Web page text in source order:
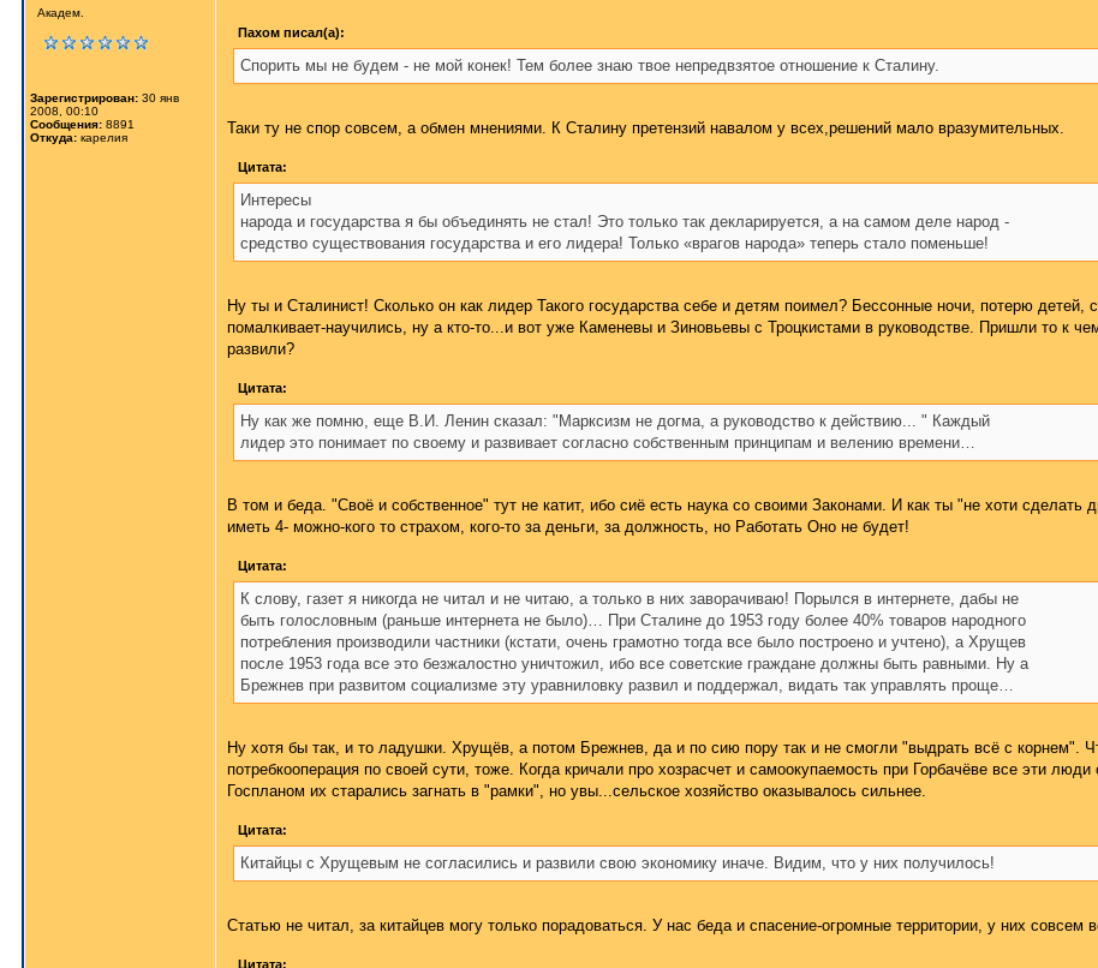
Академ.
Зарегистрирован: 30 янв
2008, 00:10
Сообщения: 8891
Откуда: карелия
Пахом писал(а):
Спорить мы не будем - не мой конек! Тем более знаю твое непредвзятое отношение к Сталину.
Таки ту не спор совсем, а обмен мнениями. К Сталину претензий навалом у всех,решений мало вразумительных.
Цитата:
Интересы
народа и государства я бы объединять не стал! Это только так декларируется, а на самом деле народ -
средство существования государства и его лидера! Только «врагов народа» теперь стало поменьше!
Ну ты и Сталинист! Сколько он как лидер Такого государства себе и детям поимел? Бессонные ночи, потерю детей,
помалкивает-научились, ну а кто-то...и вот уже Каменевы и Зиновьевы с Троцкистами в руководстве. Пришли то к
развили?
Цитата:
Ну как же помню, еще В.И. Ленин сказал: "Марксизм не догма, а руководство к действию... " Каждый
лидер это понимает по своему и развивает согласно собственным принципам и велению времени…
В том и беда. "Своё и собственное" тут не катит, ибо сиё есть наука со своими Законами. И как ты "не хоти
иметь 4- можно-кого то страхом, кого-то за деньги, за должность, но Работать Оно не будет!
Цитата:
К слову, газет я никогда не читал и не читаю, а только в них заворачиваю! Порылся в интернете, дабы не
быть голословным (раньше интернета не было)… При Сталине до 1953 году более 40% товаров народного
потребления производили частники (кстати, очень грамотно тогда все было построено и учтено), а Хрущев
после 1953 года все это безжалостно уничтожил, ибо все советские граждане должны быть равными. Ну а
Брежнев при развитом социализме эту уравниловку развил и поддержал, видать так управлять проще…
Ну хотя бы так, и то ладушки. Хрущёв, а потом Брежнев, да и по сию пору так и не смогли "выдрать всё с корнем".
потребкооперация по своей сути, тоже. Когда кричали про хозрасчет и самоокупаемость при Горбачёве все эти
Госпланом их старались загнать в "рамки", но увы...сельское хозяйство оказывалось сильнее.
Цитата:
Китайцы с Хрущевым не согласились и развили свою экономику иначе. Видим, что у них получилось!
Статью не читал, за китайцев могу только порадоваться. У нас беда и спасение-огромные территории, у них совсем
Цитата: